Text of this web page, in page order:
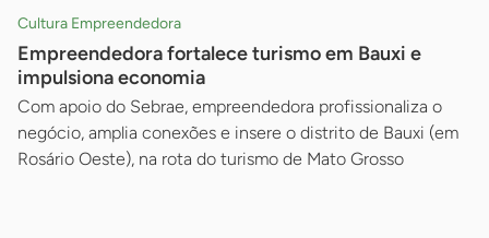
Cultura Empreendedora
Empreendedora fortalece turismo em Bauxi e
impulsiona economia
Com apoio do Sebrae, empreendedora profissionaliza o
negócio, amplia conexões e insere o distrito de Bauxi (em
Rosário Oeste), na rota do turismo de Mato Grosso